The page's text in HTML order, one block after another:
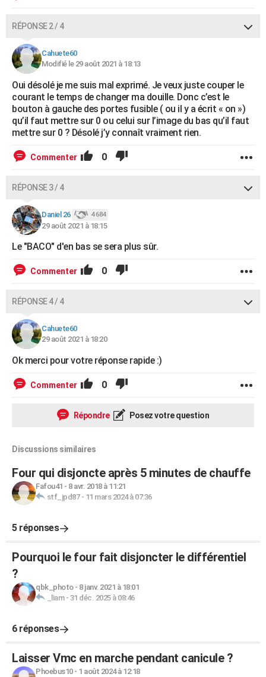
RÉPONSE 2 / 4
Cahuete60
Modifié le 29 août 2021 à 18:13
Oui désolé je me suis mal exprimé. Je veux juste couper le
courant le temps de changer ma douille. Donc c’est le
bouton à gauche des portes fusible ( ou il y a écrit « on »)
qu’il faut mettre sur 0 ou celui sur l’image du bas qu’il faut
mettre sur 0 ? Désolé j’y connaît vraiment rien.
Commenter 0
RÉPONSE 3 / 4
Daniel 26 4 684
29 août 2021 à 18:15
Le "BACO" d'en bas se sera plus sûr.
Commenter 0
RÉPONSE 4 / 4
Cahuete60
29 août 2021 à 18:20
Ok merci pour votre réponse rapide :)
Commenter 0
Répondre Posez votre question
Discussions similaires
Four qui disjoncte après 5 minutes de chauffe
Fafou41 - 8 avr. 2018 à 11:21
stf_jpd87- 11 mars 2024 à 07:36
5 réponses
Pourquoi le four fait disjoncter le différentiel
?
qbk_photo- 8 janv. 2021 à 18:01
_liam- 31 déc. 2025 à 08:46
6 réponses
Laisser Vmc en marche pendant canicule ?
Phoebus10- 1 août 2024 à 12:18